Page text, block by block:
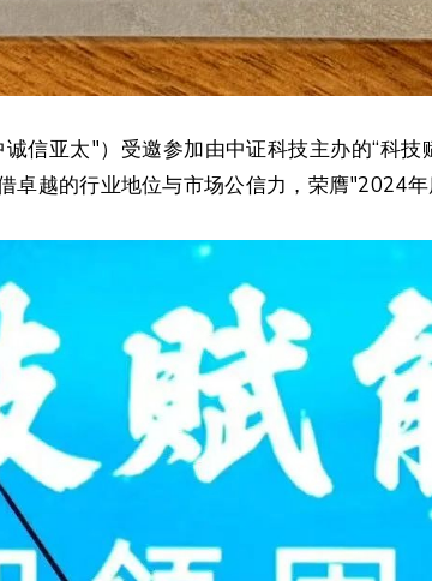
信亚太"）受邀参加由中证科技主办的“科
越的行业地位与市场公信力，荣膺"2024年